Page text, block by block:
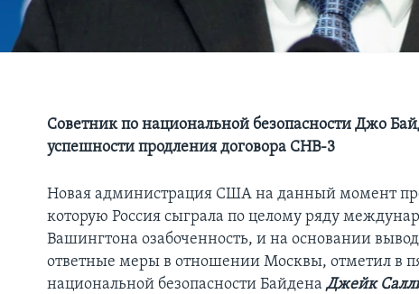
Советник по национальной безопасности Джо
успешности продления договора СНВ-3
Новая администрация США на данный момент
которую Россия сыграла по целому ряду
Вашингтона озабоченность, и на основании
ответные меры в отношении Москвы, отметил в
национальной безопасности БайденаДжейк